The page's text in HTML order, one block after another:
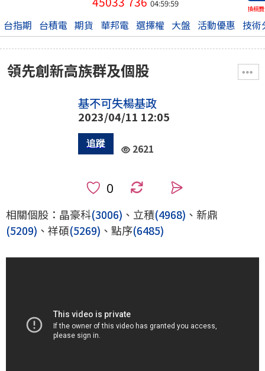
換稿費
04:59:59
台指期 台積電 期貨 華邦電 選擇權 大盤 活動優惠 技術
領先創新高族群及個股
基不可失楊基政
2023/04/11 12:05
2621
相關個股：晶豪科(3006) 、立積(4968) 、新鼎
(5209) 、祥碩(5269) 、點序(6485)